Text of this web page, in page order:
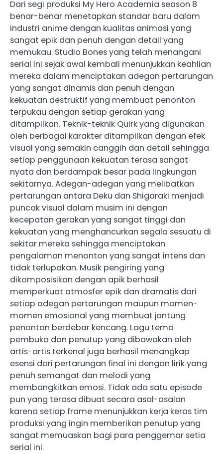
Dari segi produksi My Hero Academia season 8
benar-benar menetapkan standar baru dalam
industri anime dengan kualitas animasi yang
sangat epik dan penuh dengan detail yang
memukau. Studio Bones yang telah menangani
serial ini sejak awal kembali menunjukkan keahlian
mereka dalam menciptakan adegan pertarungan
yang sangat dinamis dan penuh dengan
kekuatan destruktif yang membuat penonton
terpukau dengan setiap gerakan yang
ditampilkan. Teknik-teknik Quirk yang digunakan
oleh berbagai karakter ditampilkan dengan efek
visual yang semakin canggih dan detail sehingga
setiap penggunaan kekuatan terasa sangat
nyata dan berdampak besar pada lingkungan
sekitarnya. Adegan-adegan yang melibatkan
pertarungan antara Deku dan Shigaraki menjadi
puncak visual dalam musim ini dengan
kecepatan gerakan yang sangat tinggi dan
kekuatan yang menghancurkan segala sesuatu di
sekitar mereka sehingga menciptakan
pengalaman menonton yang sangat intens dan
tidak terlupakan. Musik pengiring yang
dikomposisikan dengan apik berhasil
memperkuat atmosfer epik dan dramatis dari
setiap adegan pertarungan maupun momen-
momen emosional yang membuat jantung
penonton berdebar kencang. Lagu tema
pembuka dan penutup yang dibawakan oleh
artis-artis terkenal juga berhasil menangkap
esensi dari pertarungan final ini dengan lirik yang
penuh semangat dan melodi yang
membangkitkan emosi. Tidak ada satu episode
pun yang terasa dibuat secara asal-asalan
karena setiap frame menunjukkan kerja keras tim
produksi yang ingin memberikan penutup yang
sangat memuaskan bagi para penggemar setia
serial ini.